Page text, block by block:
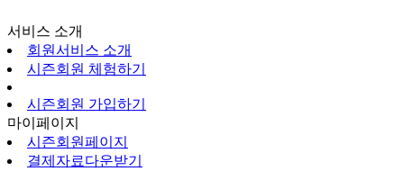
서비스 소개
회원서비스 소개
시즌회원 체험하기
시즌회원 가입하기
마이페이지
시즌회원페이지
결제자료다운받기